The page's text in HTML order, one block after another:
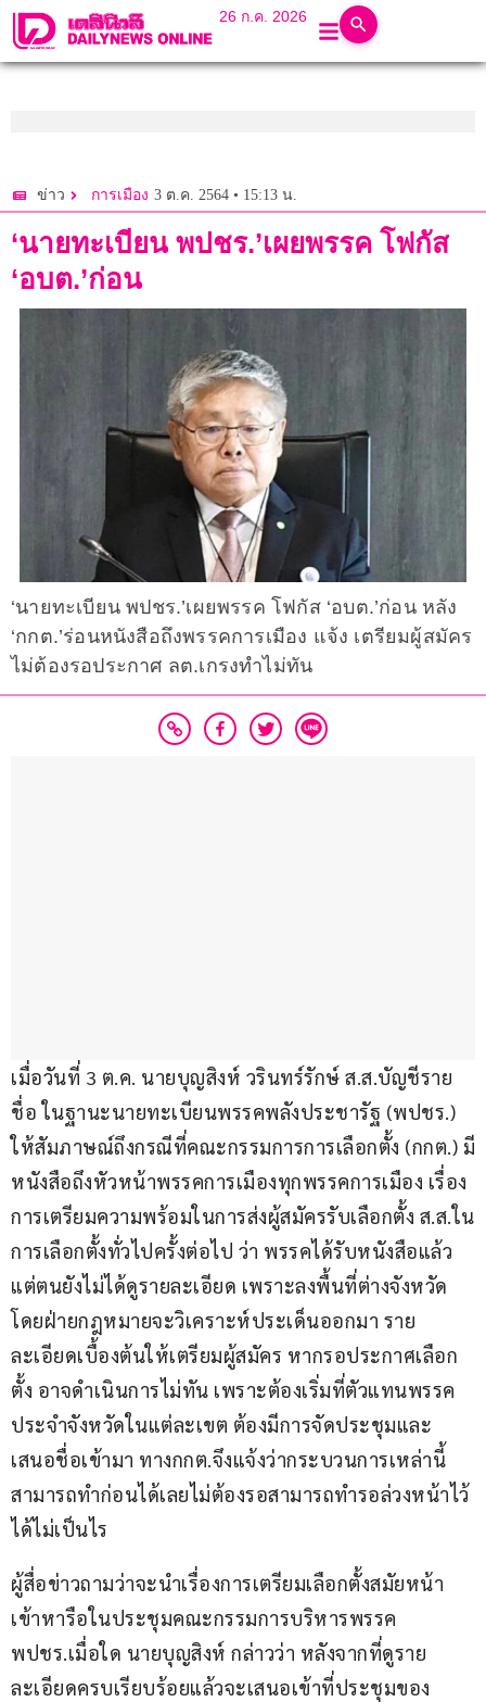
26 ก.ค. 2026
ข่าว การเมือง 3 ต.ค. 2564 • 15:13 น.
‘นายทะเบียน พปชร.’เผยพรรค โฟกัส
‘อบต.’ก่อน
‘นายทะเบียน พปชร.’เผยพรรค โฟกัส ‘อบต.’ก่อน หลัง
‘กกต.’ร่อนหนังสือถึงพรรคการเมือง แจ้ง เตรียมผู้สมัคร
ไม่ต้องรอประกาศ ลต.เกรงทำไม่ทัน
เมื่อวันที่ 3 ต.ค. นายบุญสิงห์ วรินทร์รักษ์ ส.ส.บัญชีราย
ชื่อ ในฐานะนายทะเบียนพรรคพลังประชารัฐ (พปชร.)
ให้สัมภาษณ์ถึงกรณีที่คณะกรรมการการเลือกตั้ง (กกต.) มี
หนังสือถึงหัวหน้าพรรคการเมืองทุกพรรคการเมือง เรื่อง
การเตรียมความพร้อมในการส่งผู้สมัครรับเลือกตั้ง ส.ส.ใน
การเลือกตั้งทั่วไปครั้งต่อไป ว่า พรรคได้รับหนังสือแล้ว
แต่ตนยังไม่ได้ดูรายละเอียด เพราะลงพื้นที่ต่างจังหวัด
โดยฝ่ายกฎหมายจะวิเคราะห์ประเด็นออกมา ราย
ละเอียดเบื้องต้นให้เตรียมผู้สมัคร หากรอประกาศเลือก
ตั้ง อาจดำเนินการไม่ทัน เพราะต้องเริ่มที่ตัวแทนพรรค
ประจำจังหวัดในแต่ละเขต ต้องมีการจัดประชุมและ
เสนอชื่อเข้ามา ทางกกต.จึงแจ้งว่ากระบวนการเหล่านี้
สามารถทำก่อนได้เลยไม่ต้องรอสามารถทำรอล่วงหน้าไว้
ได้ไม่เป็นไร
ผู้สื่อข่าวถามว่าจะนำเรื่องการเตรียมเลือกตั้งสมัยหน้า
เข้าหารือในประชุมคณะกรรมการบริหารพรรค
พปชร.เมื่อใด นายบุญสิงห์ กล่าวว่า หลังจากที่ดูราย
ละเอียดครบเรียบร้อยแล้วจะเสนอเข้าที่ประชุมของ